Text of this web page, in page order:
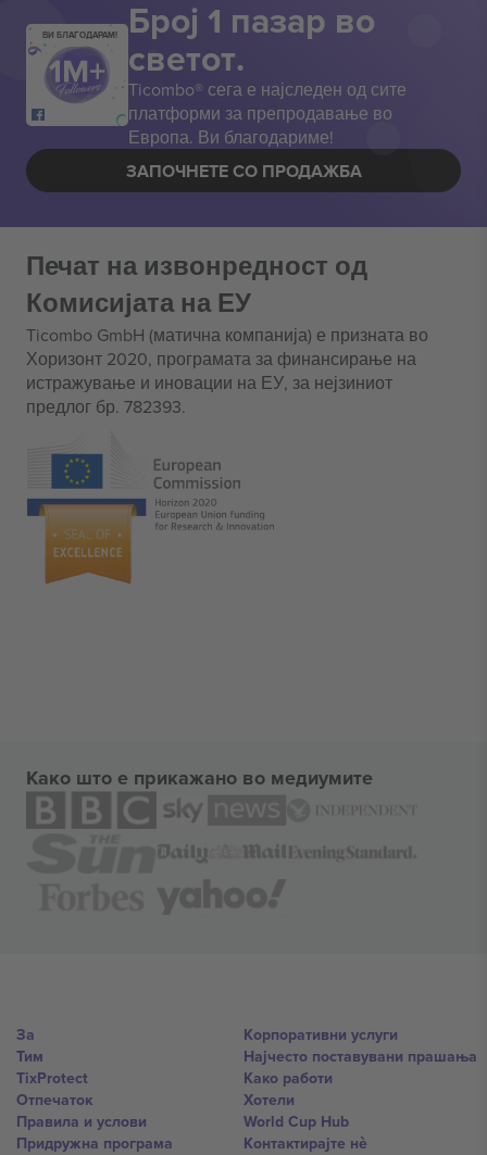
ВИ БЛАГОДАРАМ! Број 1 пазар во
светот.
Ticombo® сега е најследен од сите
платформи за препродавање во
Европа. Ви благодариме!
ЗАПОЧНЕТЕ СО ПРОДАЖБА
Печат на извонредност од
Комисијата на ЕУ
Ticombo GmbH (матична компанија) е призната во
Хоризонт 2020, програмата за финансирање на
истражување и иновации на ЕУ, за нејзиниот
предлог бр. 782393.
Како што е прикажано во медиумите
За
Тим
TixProtect
Отпечаток
Правила и услови
Придружна програма
Корпоративни услуги
Најчесто поставувани прашања
Како работи
Хотели
World Cup Hub
Контактирајте нѐ